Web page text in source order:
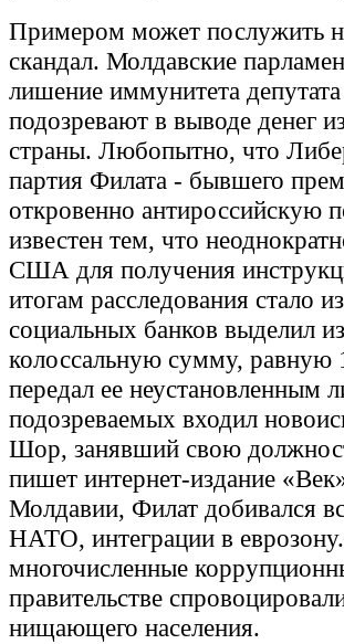
Примером может послужить
скандал. Молдавские
лишение иммунитета
подозревают в выводе денег
страны. Любопытно, что
партия Филата - бывшего
откровенно антироссийскую
известен тем, что
США для получения
итогам расследования стало
социальных банков выделил
колоссальную сумму,
передал ее неустановленным
подозреваемых входил
Шор, занявший свою
пишет интернет-издание
Молдавии, Филат добивался
НАТО, интеграции в
многочисленные
правительстве
нищающего населения.